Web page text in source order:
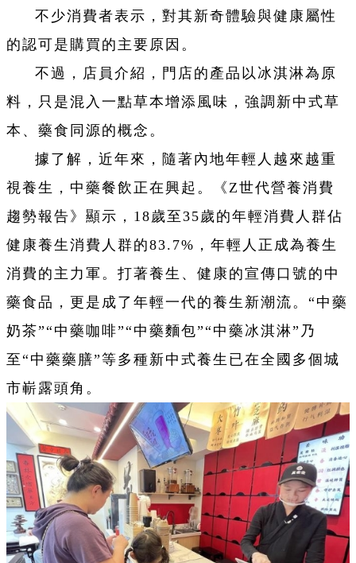
不少消費者表示，對其新奇體驗與健康屬性
的認可是購買的主要原因。
不過，店員介紹，門店的產品以冰淇淋為原
料，只是混入一點草本增添風味，強調新中式草
本、藥食同源的概念。
據了解，近年來，隨著內地年輕人越來越重
視養生，中藥餐飲正在興起。《Z世代營養消費
趨勢報告》顯示，18歲至35歲的年輕消費人群佔
健康養生消費人群的83.7%，年輕人正成為養生
消費的主力軍。打著養生、健康的宣傳口號的中
藥食品，更是成了年輕一代的養生新潮流。“中藥
奶茶”“中藥咖啡”“中藥麵包”“中藥冰淇淋”乃
至“中藥藥膳”等多種新中式養生已在全國多個城
市嶄露頭角。